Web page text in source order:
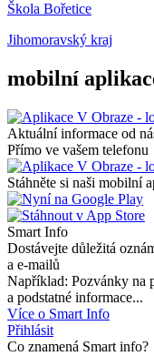
Škola Bořetice
Jihomoravský kraj
mobilní
Aktuální informace od
Přímo ve vašem telefonu
Stáhněte si naši mobilní
Smart Info
Dostávejte důležitá
a e-mailů
Například: Pozvánky na
a podstatné informace...
Více o Smart Info
Přihlásit
Co znamená Smart info?